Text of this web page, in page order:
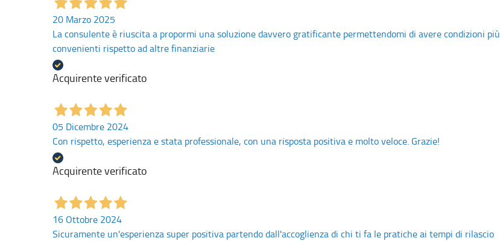
20 Marzo 2025
La consulente è riuscita a propormi una soluzione davvero gratificante permettendomi di avere condizioni più
convenienti rispetto ad altre finanziarie
Acquirente verificato
05 Dicembre 2024
Con rispetto, esperienza e stata professionale, con una risposta positiva e molto veloce. Grazie!
Acquirente verificato
16 Ottobre 2024
Sicuramente un'esperienza super positiva partendo dall'accoglienza di chi ti fa le pratiche ai tempi di rilascio